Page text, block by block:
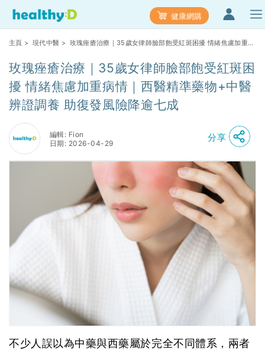
健康網購
主頁 > 現代中醫 > 玫瑰痤瘡治療｜35歲女律師臉部飽受紅斑困擾 情緒焦慮加重病
玫瑰痤瘡治療｜35歲女律師臉部飽受紅斑困
擾 情緒焦慮加重病情｜西醫精準藥物+中醫
辨證調養 助復發風險降逾七成
編輯: Fion
日期: 2026-04-29
分享
不少人誤以為中藥與西藥屬於完全不同體系，兩者